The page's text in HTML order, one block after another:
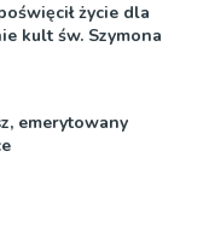
życie dla
kult św. Szymona
emerytowany